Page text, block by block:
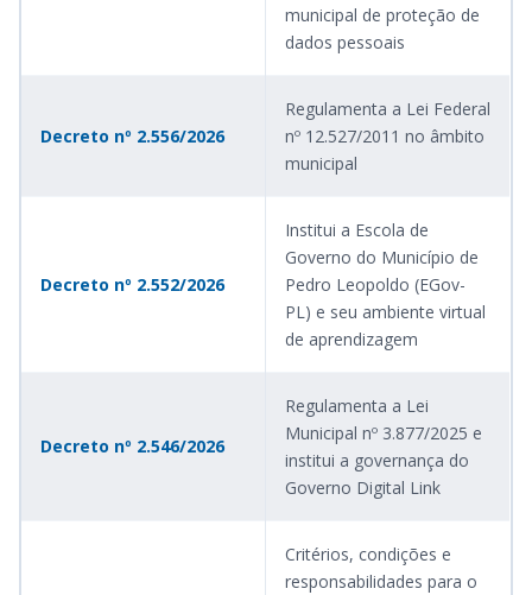
municipal de proteção de
dados pessoais
Decreto nº 2.556/2026
Regulamenta a Lei Federal
nº 12.527/2011 no âmbito
municipal
Decreto nº 2.552/2026
Institui a Escola de
Governo do Município de
Pedro Leopoldo (EGov-
PL) e seu ambiente virtual
de aprendizagem
Decreto nº 2.546/2026
Regulamenta a Lei
Municipal nº 3.877/2025 e
institui a governança do
Governo Digital Link
Critérios, condições e
responsabilidades para o